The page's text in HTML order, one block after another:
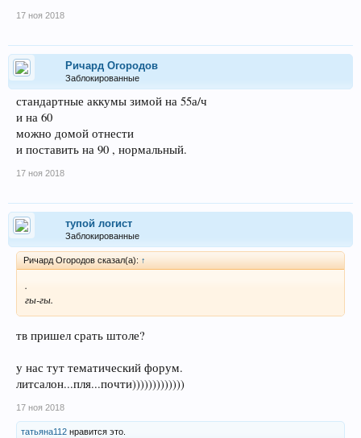
17 ноя 2018
Ричард Огородов
Заблокированные
стандартные аккумы зимой на 55а/ч
и на 60
можно домой отнести
и поставить на 90 , нормальный.
17 ноя 2018
тупой логист
Заблокированные
Ричард Огородов сказал(а): ↑
.
гы-гы.
тв пришел срать штоле?
у нас тут тематический форум.
литсалон...пля...почти)))))))))))))
17 ноя 2018
татьяна112 нравится это.